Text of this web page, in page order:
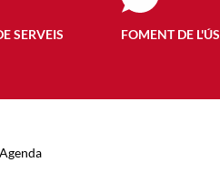
SERVEIS FOMENT DE L'ÚS
Agenda